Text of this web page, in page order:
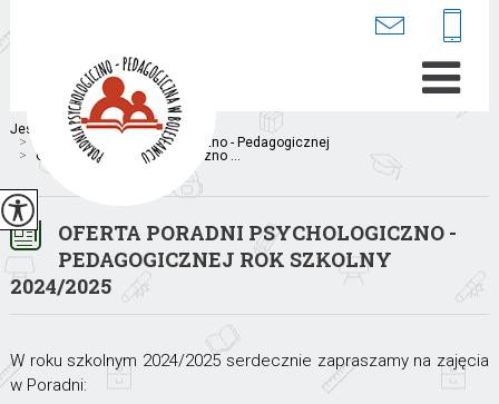
Jesteś tutaj:Home > Poradnia
>
Oferta Poradni Psychologiczno - Pedagogicznej
>
Oferta Poradni Psychologiczno ...
OFERTA PORADNI PSYCHOLOGICZNO -
PEDAGOGICZNEJ ROK SZKOLNY
2024/2025
W roku szkolnym 2024/2025 serdecznie zapraszamy na zajęcia
w Poradni: